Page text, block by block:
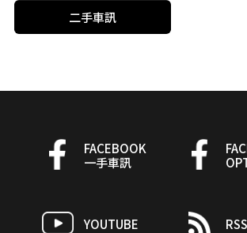
二手車訊
FACEBOOK
一手車訊
YOUTUBE RSS